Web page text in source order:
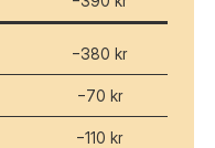
−380 kr
−70 kr
−110 kr